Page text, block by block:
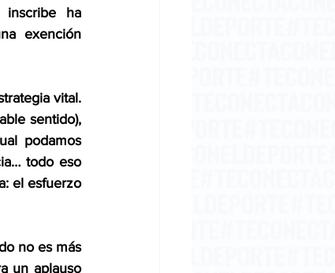
ha
exención
vital.
sentido),
podamos
todo eso
el esfuerzo
no es más
un aplauso